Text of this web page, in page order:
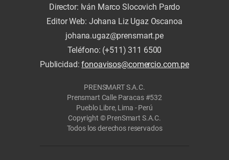
Director: Iván Marco Slocovich Pardo
Editor Web: Johana Liz Ugaz Oscanoa
johana.ugaz@prensmart.pe
Teléfono: (+511) 311 6500
Publicidad:fonoavisos@comercio.com.pe
PRENSMART S.A.C.
Prensmart Calle Paracas #532
Pueblo Libre, Lima - Perú
Copyright © PrenSmart S.A.C.
Todos los derechos reservados